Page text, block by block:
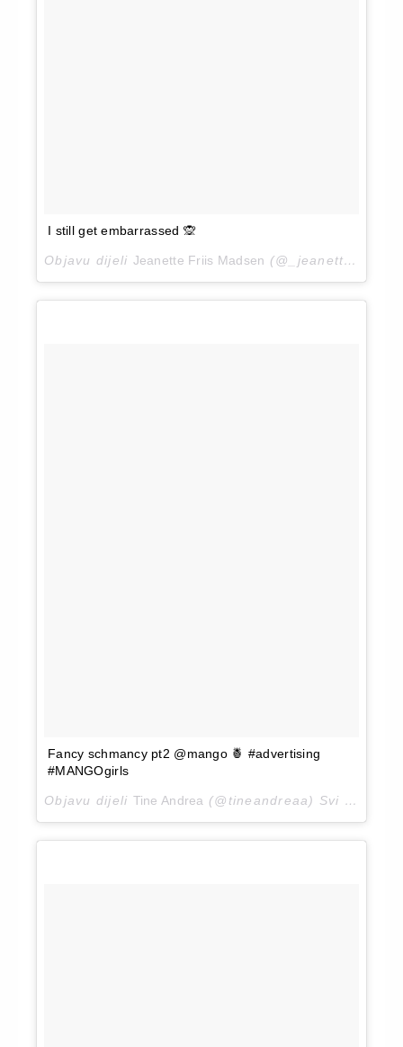
I still get embarrassed 🙊
Objavu dijeli Jeanette Friis Madsen (@_jeanettemadsen_)
Fancy schmancy pt2 @mango 🍍 #advertising
#MANGOgirls
Objavu dijeli Tine Andrea (@tineandreaa) Svi 25, 2018 u 12:24 PDT